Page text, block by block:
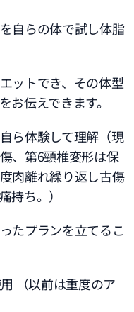
自らの体で試し体脂
ットでき、その体型
お伝えできます。
ら体験して理解（現
、第6頸椎変形は保
肉離れ繰り返し古傷
持ち。）
たプランを立てるこ
（以前は重度のア